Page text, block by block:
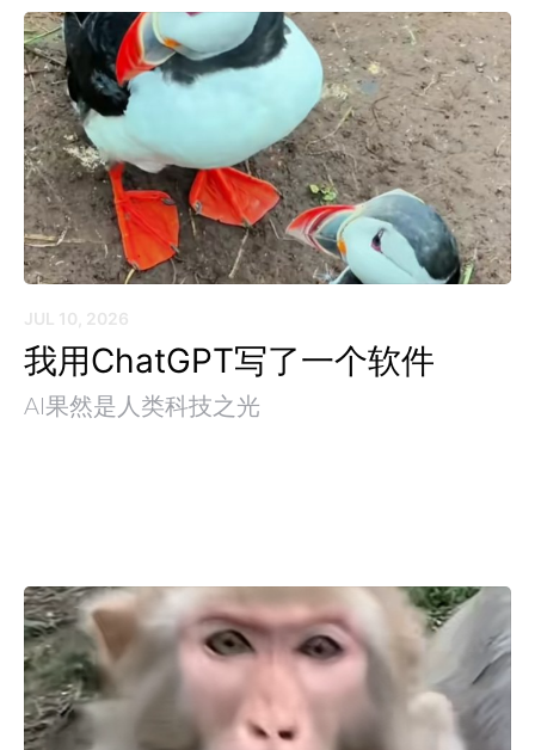
JUL 10, 2026
我用ChatGPT写了一个软件
AI果然是人类科技之光